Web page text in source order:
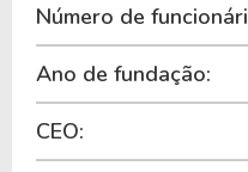
Número de
Ano de fundação:
CEO: